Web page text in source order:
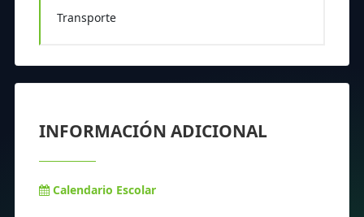
Transporte
INFORMACIÓN ADICIONAL
Calendario Escolar